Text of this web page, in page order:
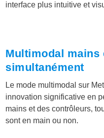
interface plus intuitive et
Multimodal mains
simultanément
Le mode multimodal sur
innovation significative en
mains et des contrôleurs,
sont en main ou non.